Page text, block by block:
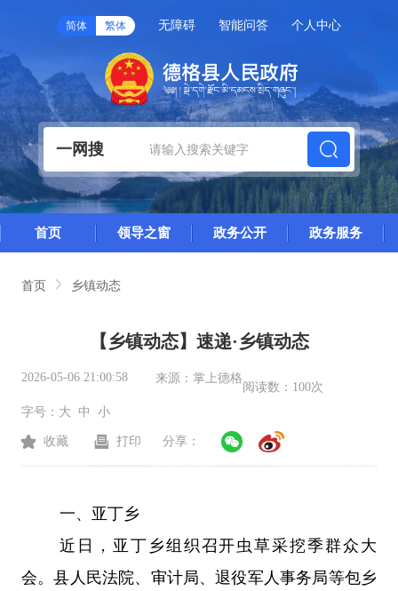
简体 繁体 无障碍 智能问答 个人中心
一网搜
首页 领导之窗 政务公开 政务服务
首页 乡镇动态
【乡镇动态】速递·乡镇动态
2026-05-06 21:00:58 来源： 掌上德格
阅读数： 100次
字号： 大 中 小
收藏 打印 分享：
一、亚丁乡
近日，亚丁乡组织召开虫草采挖季群众大
会。县人民法院、审计局、退役军人事务局等包乡